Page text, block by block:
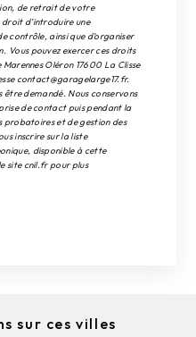
de retrait de votre
d’introduire une
contrôle, ainsi que d’organiser
Vous pouvez exercer ces droits
Oléron 17600 La Clisse
contact@garagelarge17.fr.
demandé. Nous conservons
de contact puis pendant la
probatoires et de gestion des
inscrire sur la liste
disponible à cette
site cnil.fr pour plus
sur ces villes